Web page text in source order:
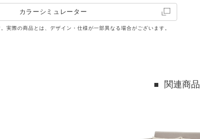
カラーシミュレーター
実際の商品とは、デザイン・仕様が一部異なる場合がございます。
関連商品